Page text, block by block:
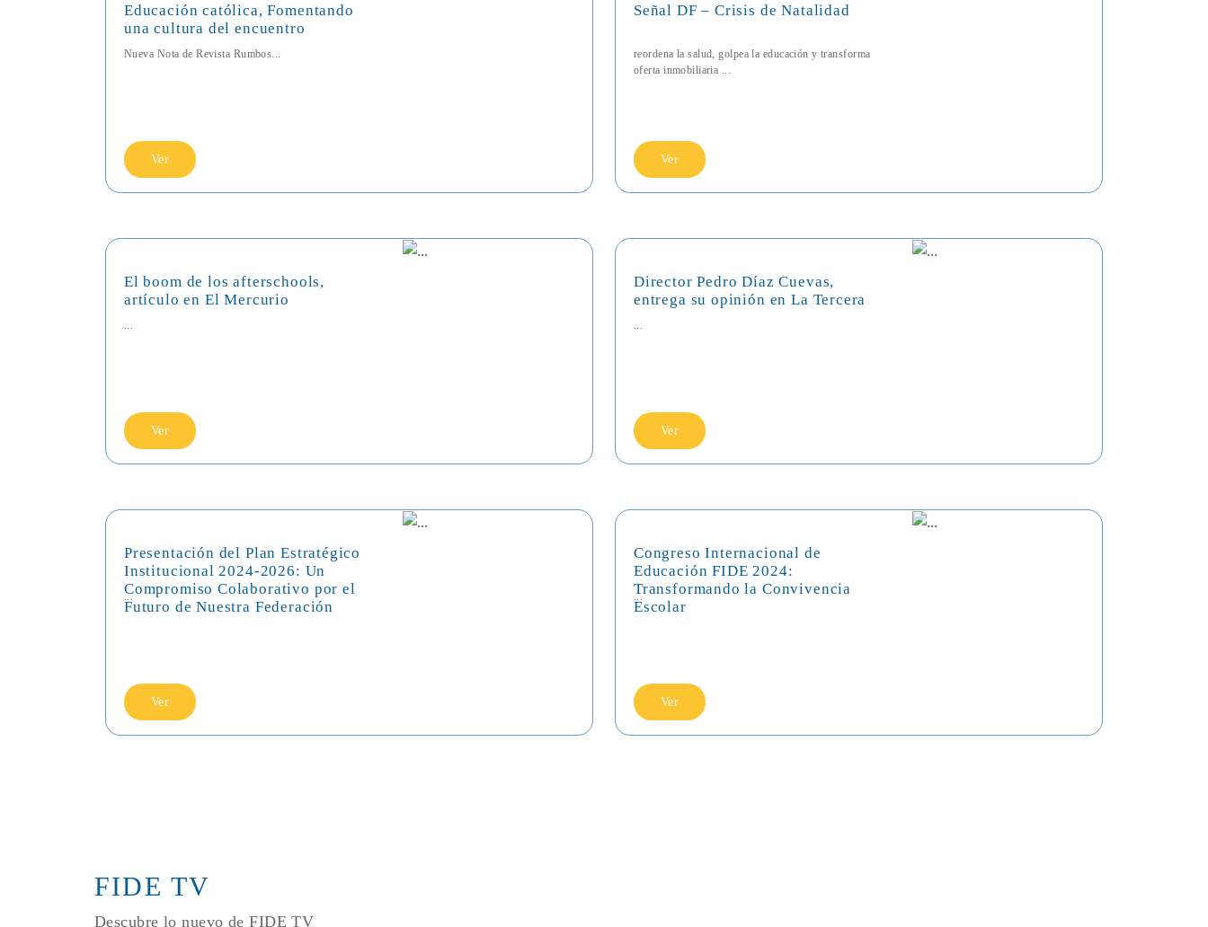
Educación católica, Fomentando
una cultura del encuentro
Nueva Nota de Revista Rumbos...
Ver
Señal DF – Crisis de Natalidad
reordena la salud, golpea la educación y transforma
oferta inmobiliaria ...
Ver
El boom de los afterschools,
artículo en El Mercurio
Ver
Director Pedro Díaz Cuevas,
entrega su opinión en La Tercera
Ver
Presentación del Plan Estratégico
Institucional 2024-2026: Un
Compromiso Colaborativo por el
Futuro de Nuestra Federación
...
Ver
Congreso Internacional de
Educación FIDE 2024:
Transformando la Convivencia
Escolar
...
Ver
FIDE TV
Descubre lo nuevo de FIDE TV